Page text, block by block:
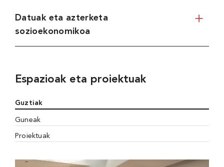
Datuak eta azterketa
sozioekonomikoa
Espazioak eta proiektuak
Guztiak
Guneak
Proiektuak